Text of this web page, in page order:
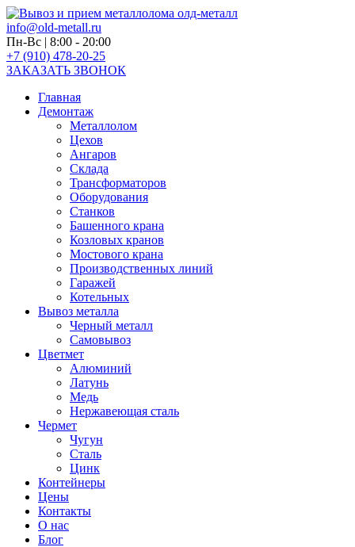
info@old-metall.ru
Пн-Вс | 8:00 - 20:00
+7 (910) 478-20-25
ЗАКАЗАТЬ ЗВОНОК
Главная
Демонтаж
Металлолом
Цехов
Ангаров
Склада
Трансформаторов
Оборудования
Станков
Башенного крана
Козловых кранов
Мостового крана
Производственных линий
Гаражей
Котельных
Вывоз металла
Черный металл
Самовывоз
Цветмет
Алюминий
Латунь
Медь
Нержавеющая сталь
Чермет
Чугун
Сталь
Цинк
Контейнеры
Цены
Контакты
О нас
Блог